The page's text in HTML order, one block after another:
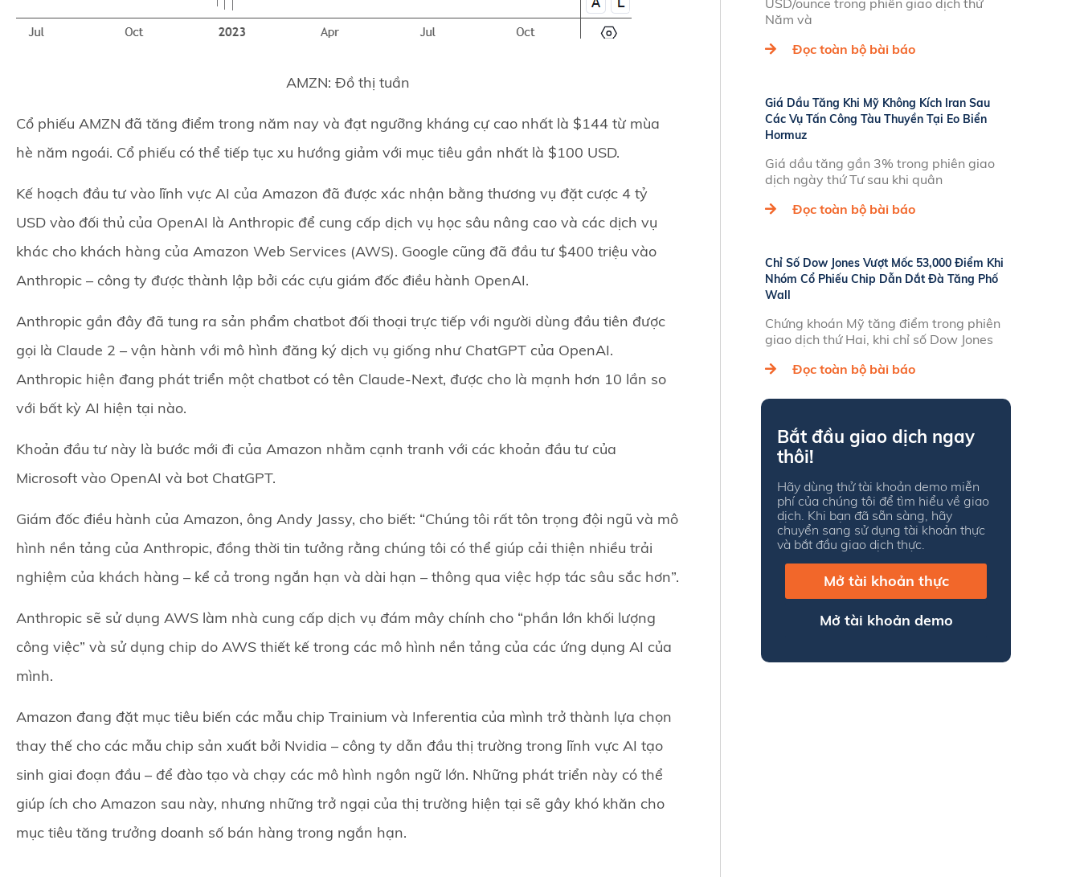
AMZN: Đồ thị tuần
Cổ phiếu AMZN đã tăng điểm trong năm nay và đạt ngưỡng kháng cự cao nhất là $144 từ mùa
hè năm ngoái. Cổ phiếu có thể tiếp tục xu hướng giảm với mục tiêu gần nhất là $100 USD.
Kế hoạch đầu tư vào lĩnh vực AI của Amazon đã được xác nhận bằng thương vụ đặt cược 4 tỷ
USD vào đối thủ của OpenAI là Anthropic để cung cấp dịch vụ học sâu nâng cao và các dịch vụ
khác cho khách hàng của Amazon Web Services (AWS). Google cũng đã đầu tư $400 triệu vào
Anthropic – công ty được thành lập bởi các cựu giám đốc điều hành OpenAI.
Anthropic gần đây đã tung ra sản phẩm chatbot đối thoại trực tiếp với người dùng đầu tiên được
gọi là Claude 2 – vận hành với mô hình đăng ký dịch vụ giống như ChatGPT của OpenAI.
Anthropic hiện đang phát triển một chatbot có tên Claude-Next, được cho là mạnh hơn 10 lần so
với bất kỳ AI hiện tại nào.
Khoản đầu tư này là bước mới đi của Amazon nhằm cạnh tranh với các khoản đầu tư của
Microsoft vào OpenAI và bot ChatGPT.
Giám đốc điều hành của Amazon, ông Andy Jassy, cho biết: “Chúng tôi rất tôn trọng đội ngũ và mô
hình nền tảng của Anthropic, đồng thời tin tưởng rằng chúng tôi có thể giúp cải thiện nhiều trải
nghiệm của khách hàng – kể cả trong ngắn hạn và dài hạn – thông qua việc hợp tác sâu sắc hơn”.
Anthropic sẽ sử dụng AWS làm nhà cung cấp dịch vụ đám mây chính cho “phần lớn khối lượng
công việc” và sử dụng chip do AWS thiết kế trong các mô hình nền tảng của các ứng dụng AI của
mình.
Amazon đang đặt mục tiêu biến các mẫu chip Trainium và Inferentia của mình trở thành lựa chọn
thay thế cho các mẫu chip sản xuất bởi Nvidia – công ty dẫn đầu thị trường trong lĩnh vực AI tạo
sinh giai đoạn đầu – để đào tạo và chạy các mô hình ngôn ngữ lớn. Những phát triển này có thể
giúp ích cho Amazon sau này, nhưng những trở ngại của thị trường hiện tại sẽ gây khó khăn cho
mục tiêu tăng trưởng doanh số bán hàng trong ngắn hạn.
USD/ounce trong phiên giao dịch thứ
Năm và
Đọc toàn bộ bài báo
Giá Dầu Tăng Khi Mỹ Không Kích Iran Sau
Các Vụ Tấn Công Tàu Thuyền Tại Eo Biển
Hormuz
Giá dầu tăng gần 3% trong phiên giao
dịch ngày thứ Tư sau khi quân
Đọc toàn bộ bài báo
Chỉ Số Dow Jones Vượt Mốc 53,000 Điểm Khi
Nhóm Cổ Phiếu Chip Dẫn Dắt Đà Tăng Phố
Wall
Chứng khoán Mỹ tăng điểm trong phiên
giao dịch thứ Hai, khi chỉ số Dow Jones
Đọc toàn bộ bài báo
Bắt đầu giao dịch ngay
thôi!
Hãy dùng thử tài khoản demo miễn
phí của chúng tôi để tìm hiểu về giao
dịch. Khi bạn đã sẵn sàng, hãy
chuyển sang sử dụng tài khoản thực
và bắt đầu giao dịch thực.
Mở tài khoản thực
Mở tài khoản demo